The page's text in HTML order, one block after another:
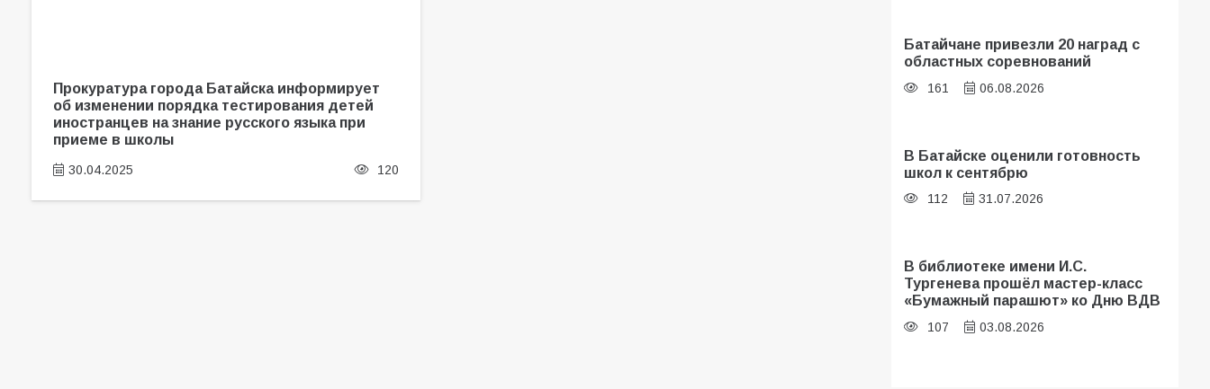
Прокуратура города Батайска информирует
об изменении порядка тестирования детей
иностранцев на знание русского языка при
приеме в школы
30.04.2025 120
Батайчане привезли 20 наград с
областных соревнований
161 06.08.2026
В Батайске оценили готовность
школ к сентябрю
112 31.07.2026
В библиотеке имени И.С.
Тургенева прошёл мастер-класс
«Бумажный парашют» ко Дню ВДВ
107 03.08.2026